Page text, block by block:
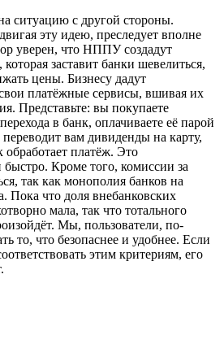
ситуацию с другой стороны.
эту идею, преследует вполне
уверен, что НППУ создадут
заставит банки шевелиться,
цены. Бизнесу дадут
платёжные сервисы, вшивая их
Представьте: вы покупаете
в банк, оплачиваете её парой
вам дивиденды на карту,
обработает платёж. Это
быстро. Кроме того, комиссии за
так как монополия банков на
Пока что доля внебанковских
мала, так что тотального
Мы, пользователи, по-
то, что безопаснее и удобнее. Если
этим критериям, его